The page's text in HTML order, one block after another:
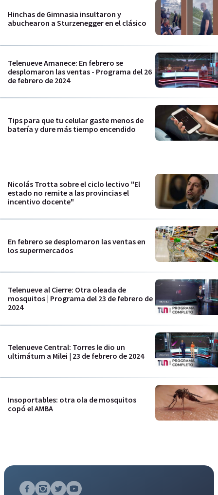
Hinchas de Gimnasia insultaron y
abuchearon a Sturzenegger en el clásico
Telenueve Amanece: En febrero se
desplomaron las ventas - Programa del 26
de febrero de 2024
Tips para que tu celular gaste menos de
batería y dure más tiempo encendido
Nicolás Trotta sobre el ciclo lectivo "El
estado no remite a las provincias el
incentivo docente"
En febrero se desplomaron las ventas en
los supermercados
Telenueve al Cierre: Otra oleada de
mosquitos | Programa del 23 de febrero de
2024
Telenueve Central: Torres le dio un
ultimátum a Milei | 23 de febrero de 2024
Insoportables: otra ola de mosquitos
copó el AMBA